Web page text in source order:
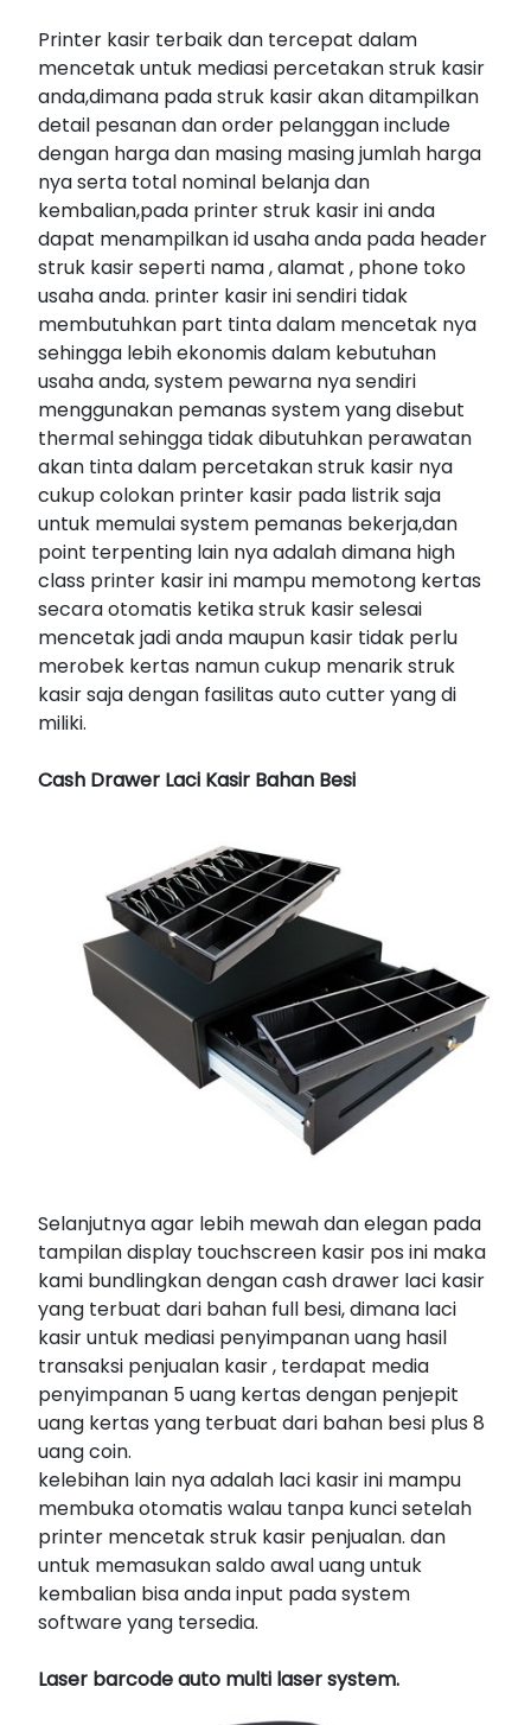
Printer kasir terbaik dan tercepat dalam
mencetak untuk mediasi percetakan struk kasir
anda,dimana pada struk kasir akan ditampilkan
detail pesanan dan order pelanggan include
dengan harga dan masing masing jumlah harga
nya serta total nominal belanja dan
kembalian,pada printer struk kasir ini anda
dapat menampilkan id usaha anda pada header
struk kasir seperti nama , alamat , phone toko
usaha anda. printer kasir ini sendiri tidak
membutuhkan part tinta dalam mencetak nya
sehingga lebih ekonomis dalam kebutuhan
usaha anda, system pewarna nya sendiri
menggunakan pemanas system yang disebut
thermal sehingga tidak dibutuhkan perawatan
akan tinta dalam percetakan struk kasir nya
cukup colokan printer kasir pada listrik saja
untuk memulai system pemanas bekerja,dan
point terpenting lain nya adalah dimana high
class printer kasir ini mampu memotong kertas
secara otomatis ketika struk kasir selesai
mencetak jadi anda maupun kasir tidak perlu
merobek kertas namun cukup menarik struk
kasir saja dengan fasilitas auto cutter yang di
miliki.
Cash Drawer Laci Kasir Bahan Besi
Selanjutnya agar lebih mewah dan elegan pada
tampilan display touchscreen kasir pos ini maka
kami bundlingkan dengan cash drawer laci kasir
yang terbuat dari bahan full besi, dimana laci
kasir untuk mediasi penyimpanan uang hasil
transaksi penjualan kasir , terdapat media
penyimpanan 5 uang kertas dengan penjepit
uang kertas yang terbuat dari bahan besi plus 8
uang coin.
kelebihan lain nya adalah laci kasir ini mampu
membuka otomatis walau tanpa kunci setelah
printer mencetak struk kasir penjualan. dan
untuk memasukan saldo awal uang untuk
kembalian bisa anda input pada system
software yang tersedia.
Laser barcode auto multi laser system.